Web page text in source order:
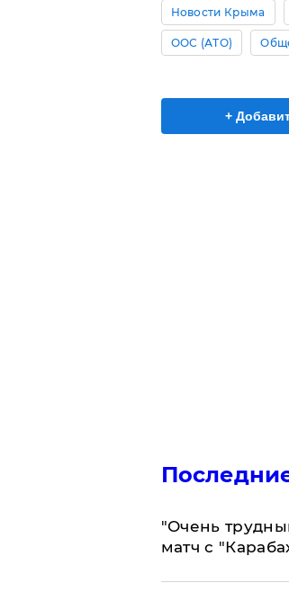
Новости Крыма
ООС (АТО)
+
"Очень
матч с